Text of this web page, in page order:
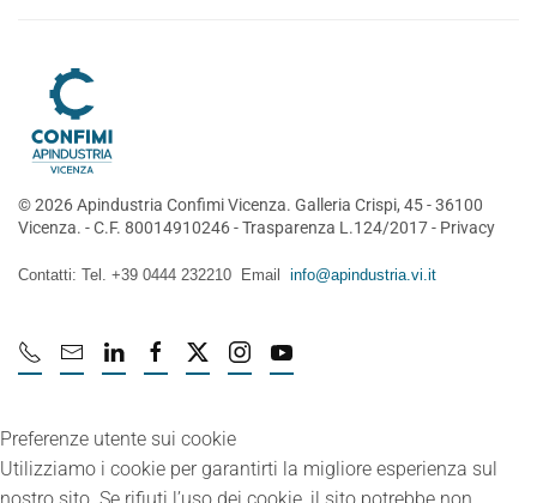
©2026Apindustria Confimi Vicenza. Galleria Crispi, 45 - 36100
Vicenza. - C.F. 80014910246 -Trasparenza L.124/2017- Privacy
Contatti: Tel. +39 0444 232210 Email info@apindustria.vi.it
Preferenze utente sui cookie
Utilizziamo i cookie per garantirti la migliore esperienza sul